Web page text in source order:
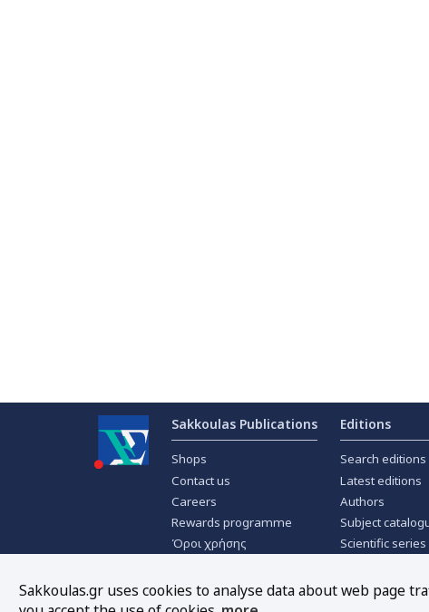
Sakkoulas Publications
Shops
Contact us
Careers
Rewards programme
Όροι χρήσης
About Cookies
Editions
Search editions
Latest editions
Authors
Subject
Scientific series
Offers
Sakkoulas.gr uses cookies to analyse data about web page